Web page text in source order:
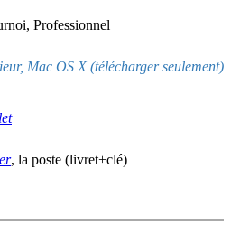
, Professionnel
Mac OS X (télécharger seulement)
, la poste (livret+clé)